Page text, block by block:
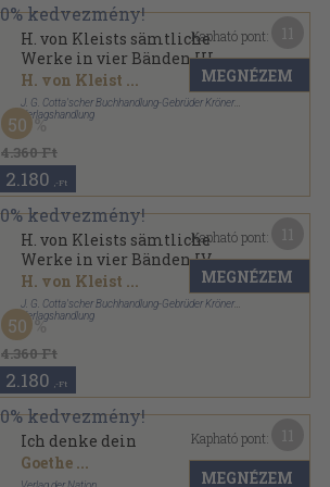
H. von Kleists sämtliche
Werke in vier Bänden III.
(gótbetűs) (töredék)
H. von Kleist ...
J. G. Cotta'scher Buchhandlung-Gebrüder Kröner
Verlagshandlung
Vászon
Cotta'sche Bibliothek der Weltliteratur sorozat
4.360 Ft
50
2.180 ,-Ft
Kapható pont:
MEGNÉZEM
H. von Kleists sämtliche
Werke in vier Bänden IV.
(gótbetűs) (töredék)
H. von Kleist ...
J. G. Cotta'scher Buchhandlung-Gebrüder Kröner
Verlagshandlung
Vászon
Cotta'sche Bibliothek der Weltliteratur sorozat
4.360 Ft
50
2.180 ,-Ft
Kapható pont:
MEGNÉZEM
Ich denke dein
Goethe ...
Kapható pont:
MEGNÉZEM